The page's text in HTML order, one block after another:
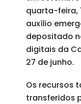
quarta-feira,
auxílio
depositado
digitais da
27 de junho.
Os recursos
transferidos